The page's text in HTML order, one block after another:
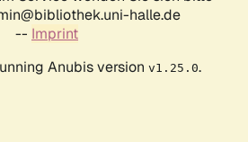
halle.de
-- Imprint
Anubis version v1.25.0.